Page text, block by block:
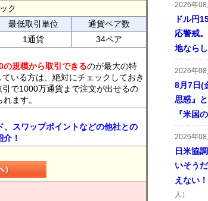
ク
最低取引単位
通貨ペア数
1通貨
34ペア
の規模から取引できるのが最大の特
いる方は、絶対にチェックしておき
で1000万通貨まで注文が出せるの
ます。
スワップポイントなどの他社との
！
2026年08
ドル円
応警戒
地ならし
2026年08
8月7日(
思惑』
『米国
2026年08
日米協
いそう
えない
人）